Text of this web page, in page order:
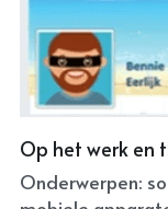
Op het werk en
Onderwerpen: